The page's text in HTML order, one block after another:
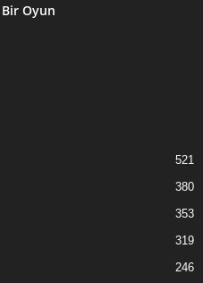
Oyun
521
380
353
319
246